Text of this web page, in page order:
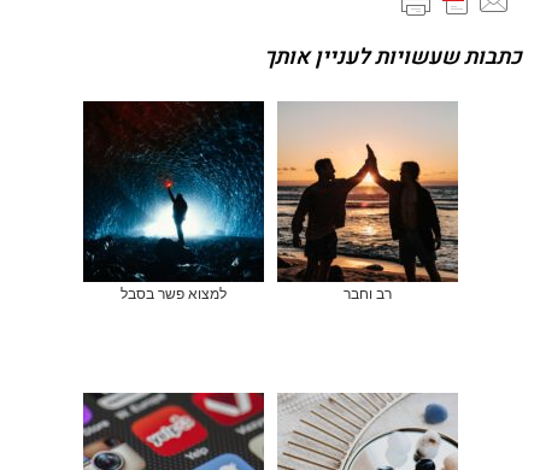
כתבות שעשויות לעניין אותך
רב וחבר למצוא פשר בסבל